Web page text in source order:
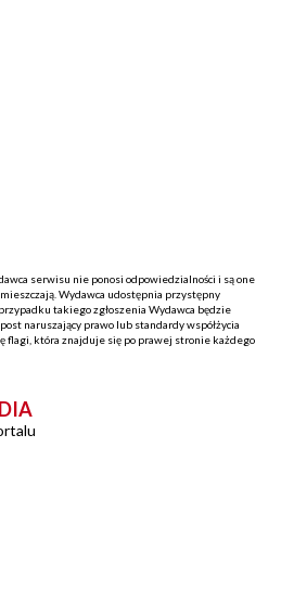
serwisu nie ponosi odpowiedzialności i są one
Wydawca udostępnia przystępny
takiego zgłoszenia Wydawca będzie
naruszający prawo lub standardy współżycia
flagi, która znajduje się po prawej stronie każdego